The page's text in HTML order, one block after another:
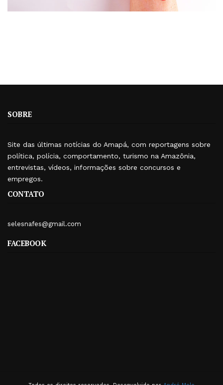
SOBRE
Site das últimas notícias do Amapá, com reportagens sobre
política, polícia, comportamento, turismo na Amazônia,
entrevistas, vídeos, informações sobre concursos e
empregos.
CONTATO
selesnafes@gmail.com
FACEBOOK